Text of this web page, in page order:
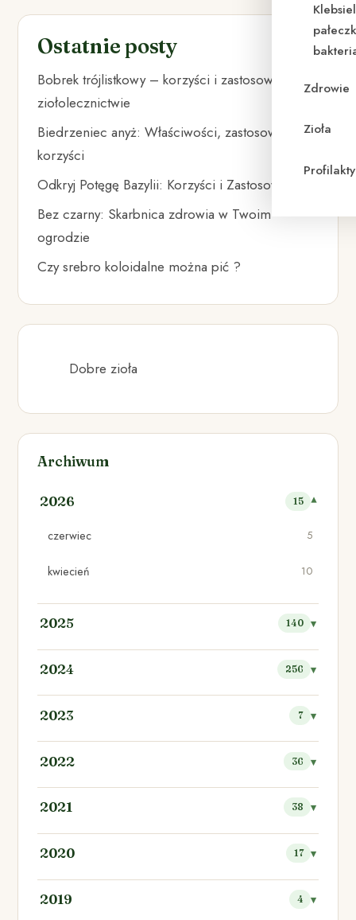
Zdrowie
Zioła
Ostatnie posty
Bobrek trójlistkowy – korzyści i zastosowanie w
ziołolecznictwie
Biedrzeniec anyż: Właściwości, zastosowania i
korzyści
Odkryj Potęgę Bazylii: Korzyści i Zastosowania
Bez czarny: Skarbnica zdrowia w Twoim
ogrodzie
Czy srebro koloidalne można pić ?
Dobre zioła
Archiwum
2026 15
czerwiec 5
kwiecień 10
2025 140
2024 256
2023 7
2022 36
2021 38
2020 17
2019 4